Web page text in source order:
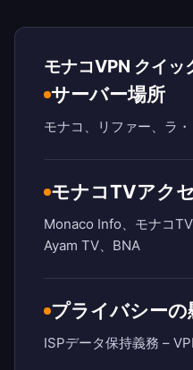
モナコVPN クイッ
サーバー場所
モナコ、リファー、ラ
モナコTVアク
Monaco Info、モナコ
Ayam TV、BNA
プライバシーの
ISPデータ保持義務 –